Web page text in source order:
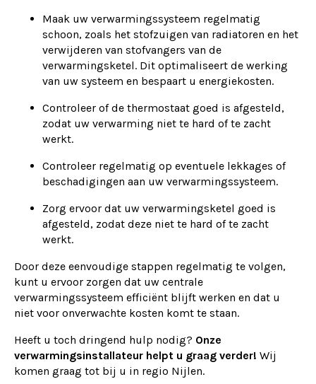
Maak uw verwarmingssysteem regelmatig
schoon, zoals het stofzuigen van radiatoren en het
verwijderen van stofvangers van de
verwarmingsketel. Dit optimaliseert de werking
van uw systeem en bespaart u energiekosten.
Controleer of de thermostaat goed is afgesteld,
zodat uw verwarming niet te hard of te zacht
werkt.
Controleer regelmatig op eventuele lekkages of
beschadigingen aan uw verwarmingssysteem.
Zorg ervoor dat uw verwarmingsketel goed is
afgesteld, zodat deze niet te hard of te zacht
werkt.
Door deze eenvoudige stappen regelmatig te volgen,
kunt u ervoor zorgen dat uw centrale
verwarmingssysteem efficiënt blijft werken en dat u
niet voor onverwachte kosten komt te staan.
Heeft u toch dringend hulp nodig? Onze
verwarmingsinstallateur helpt u graag verder! Wij
komen graag tot bij u in regio Nijlen.